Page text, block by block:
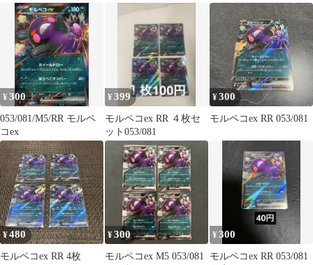
¥300
053/081/M5/RR モルペ
コex
¥399
モルペコex RR ４枚セ
ット053/081
¥300
モルペコex RR 053/081
¥480
モルペコex RR 4枚
¥300
モルペコex M5 053/081
¥300
モルペコex RR 053/081